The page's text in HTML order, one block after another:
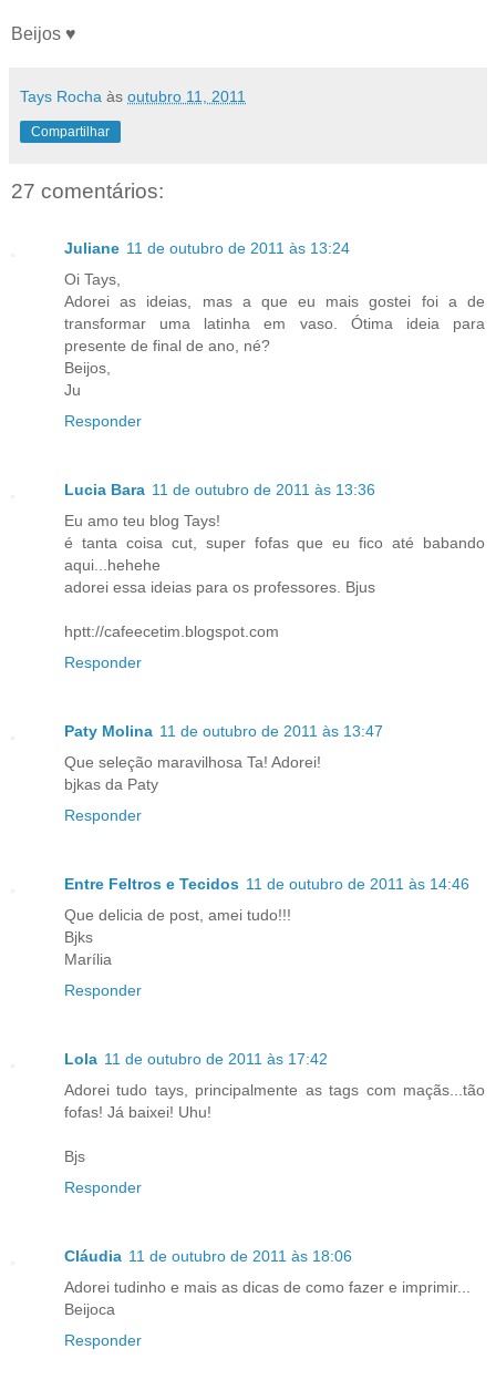
Beijos ♥
Tays Rocha às outubro 11, 2011
Compartilhar
27 comentários:
Juliane 11 de outubro de 2011 às 13:24
Oi Tays,
Adorei as ideias, mas a que eu mais gostei foi a de
transformar uma latinha em vaso. Ótima ideia para
presente de final de ano, né?
Beijos,
Ju
Responder
Lucia Bara 11 de outubro de 2011 às 13:36
Eu amo teu blog Tays!
é tanta coisa cut, super fofas que eu fico até babando
aqui...hehehe
adorei essa ideias para os professores. Bjus
hptt://cafeecetim.blogspot.com
Responder
Paty Molina 11 de outubro de 2011 às 13:47
Que seleção maravilhosa Ta! Adorei!
bjkas da Paty
Responder
Entre Feltros e Tecidos 11 de outubro de 2011 às 14:46
Que delicia de post, amei tudo!!!
Bjks
Marília
Responder
Lola 11 de outubro de 2011 às 17:42
Adorei tudo tays, principalmente as tags com maçãs...tão
fofas! Já baixei! Uhu!
Bjs
Responder
Cláudia 11 de outubro de 2011 às 18:06
Adorei tudinho e mais as dicas de como fazer e imprimir...
Beijoca
Responder